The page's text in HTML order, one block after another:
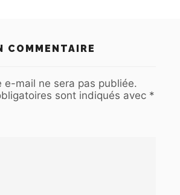
COMMENTAIRE
e-mail ne sera pas publiée.
sont indiqués avec *